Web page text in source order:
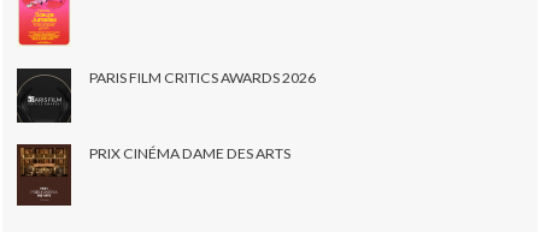
PARIS FILM CRITICS AWARDS 2026
PRIX CINÉMA DAME DES ARTS